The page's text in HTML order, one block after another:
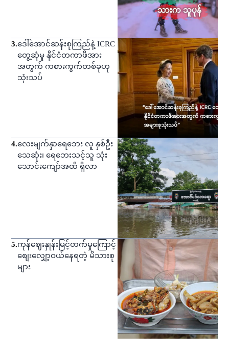
3.ဒေါ်အောင်ဆန်းစုကြည်နဲ့ ICRC
တွေ့ဆုံမှု နိုင်ငံတကာဖိအား
အတွက် ကစားကွက်တစ်ခုဟု
သုံးသပ်
4.လေးမျက်နှာရေဘေး လူ နှစ်ဦး
သေဆုံး၊ ရေဘေးသင့်သူ သုံး
သောင်းကျော်အထိ ရှိလာ
5.ကုန်ဈေးနှုန်းမြင့်တက်မှုကြောင့်
စျေးလျှော့ဝယ်နေရတဲ့ မိသားစု
များ